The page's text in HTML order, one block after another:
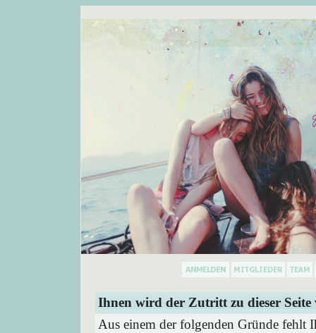
Ihnen wird der Zutritt zu dieser Seite
Aus einem der folgenden Gründe fehlt